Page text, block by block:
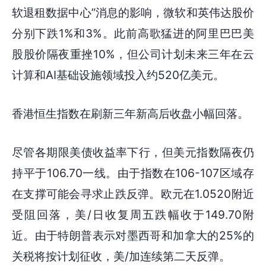
软退租数据中心”消息的影响，微软和英伟达股价
分别下跌1%和3%。此前高歌猛进的阿里巴巴美
股股价隔夜重挫10%，但公司计划未来三年在云
计算和AI基础设施领域投入约520亿美元。
香港恒生指数在刷新三年新高后收盘小幅回落。
尽管各期限美债收益率下行，但美元指数隔夜仍
持平于106.70一线。由于指数在106-107区域存
在支撑可能会寻求止跌反弹。欧元在1.0520附近
受阻回落，美/日收复周五跌幅收于149.70附
近。由于特朗普表示对墨西哥和加拿大的25%的
关税将按计划征收，美/加连续第二天反弹。